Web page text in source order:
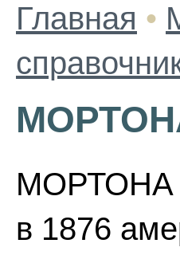
Главная •
МОРТОНА
в 1876